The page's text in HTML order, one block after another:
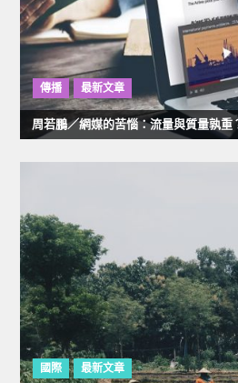
傳播 最新文章
周若鵬／網媒的苦惱：流量與質量孰重
國際 最新文章